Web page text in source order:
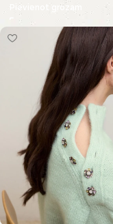
Pievienot grozam